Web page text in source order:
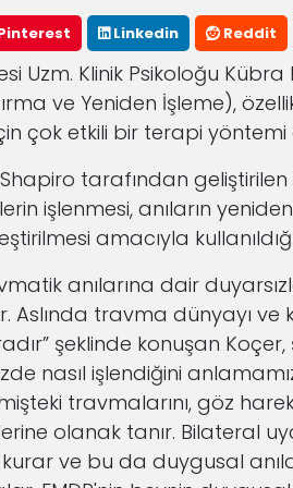
Linkedin Reddit
Uzm. Klinik Psikoloğu Kübra
ve Yeniden İşleme),
çok etkili bir terapi
tarafından geliştirilen
işlenmesi, anıların yeniden
amacıyla
anılarına dair
Aslında travma dünyayı ve
şeklinde konuşan Koçer,
nasıl işlendiğini
travmalarını, göz
olanak tanır. Bilateral
ve bu da duygusal